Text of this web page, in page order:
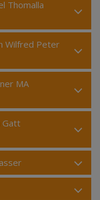
Thomalla
Wilfred Peter
MA
Gatt